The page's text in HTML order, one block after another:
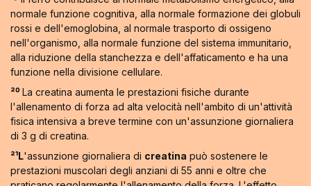
normale funzione cognitiva, alla normale formazione dei globuli
rossi e dell'emoglobina, al normale trasporto di ossigeno
nell'organismo, alla normale funzione del sistema immunitario,
alla riduzione della stanchezza e dell'affaticamento e ha una
funzione nella divisione cellulare.
²⁰La creatina aumenta le prestazioni fisiche durante
l'allenamento di forza ad alta velocità nell'ambito di un'attività
fisica intensiva a breve termine con un'assunzione giornaliera
di 3 g di creatina.
²¹L'assunzione giornaliera di creatina può sostenere le
prestazioni muscolari degli anziani di 55 anni e oltre che